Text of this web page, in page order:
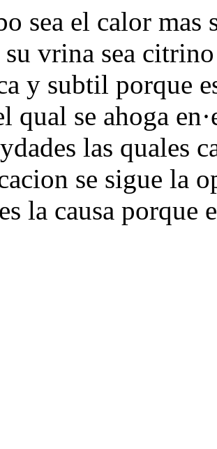
sea el calor
vrina sea
y subtil porque
qual se ahoga
las quales
se sigue la
la causa